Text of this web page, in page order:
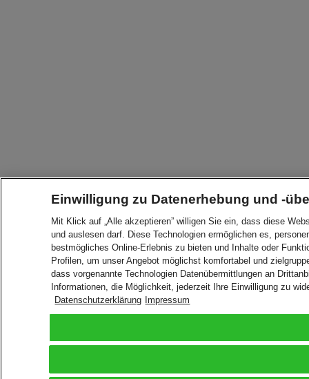
Einwilligung zu Datenerhebung und -
Mit Klick auf „Alle akzeptieren” willigen Sie ein, dass diese
und auslesen darf. Diese Technologien ermöglichen es,
bestmögliches Online-Erlebnis zu bieten und Inhalte oder
Profilen, um unser Angebot möglichst komfortabel und
dass vorgenannte Technologien Datenübermittlungen an
Informationen, die Möglichkeit, jederzeit Ihre Einwilligung zu
Datenschutzerklärung Impressum